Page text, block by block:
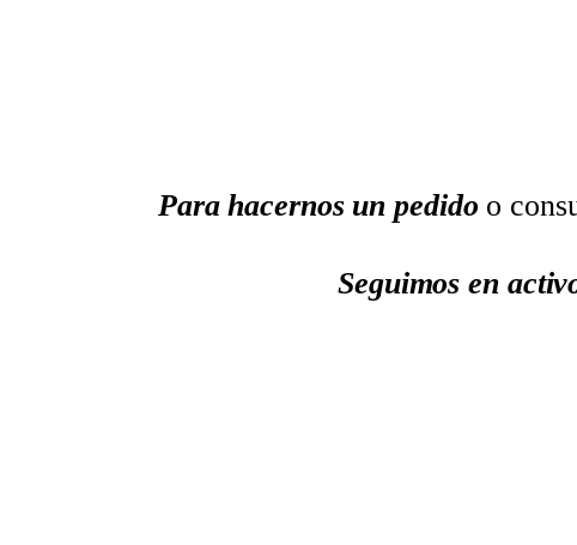
Para hacernos un pedido o
Seguimos en